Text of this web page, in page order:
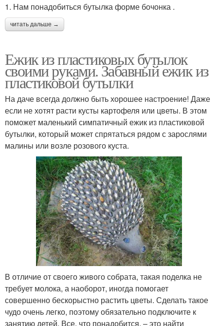
1. Нам понадобиться бутылка форме бочонка .
читать дальше →
Ежик из пластиковых бутылок
своими руками. Забавный ежик из
пластиковой бутылки
На даче всегда должно быть хорошее настроение! Даже
если не хотят расти кусты картофеля или цветы. В этом
поможет маленький симпатичный ежик из пластиковой
бутылки, который может спрятаться рядом с зарослями
малины или возле розового куста.
В отличие от своего живого собрата, такая поделка не
требует молока, а наоборот, иногда помогает
совершенно бескорыстно растить цветы. Сделать такое
чудо очень легко, поэтому обязательно подключите к
занятию детей. Все, что понадобится, – это найти